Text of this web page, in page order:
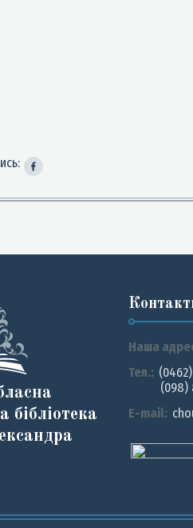
бібліотека
Наша
Тел.:
(098)
E-mail: